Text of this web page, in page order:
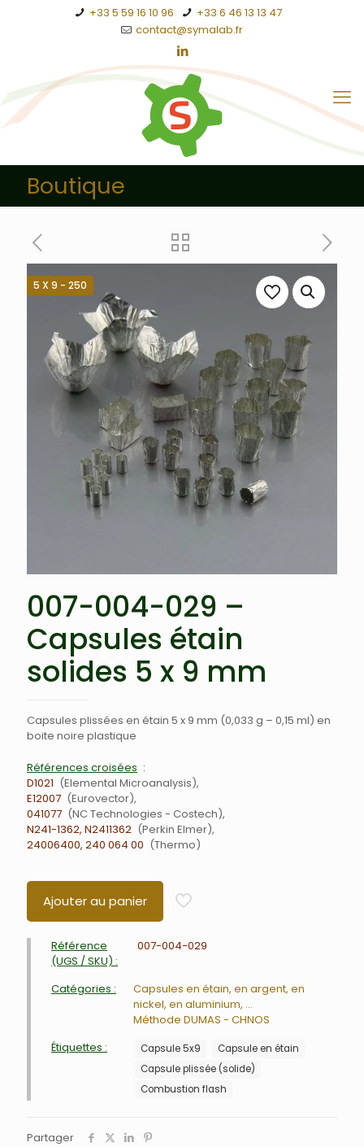
+33 5 59 16 10 96
+33 6 46 13 13 47
contact@symalab.fr
Boutique
5 X 9 - 250
007-004-029 –
Capsules étain
solides 5 x 9 mm
Capsules plissées en étain 5 x 9 mm (0,033 g – 0,15 ml) en
boite noire plastique
Références croisées
D1021
Elemental Microanalysis
E12007
Eurovector
041077
NC Technologies - Costech
N241-1362, N2411362
Perkin Elmer
24006400, 240 064 00
Thermo
Ajouter au panier
Référence
(UGS / SKU) :
007-004-029
Catégories :
Capsules en étain, en argent, en
nickel, en aluminium, ...
Méthode DUMAS - CHNOS
Étiquettes :
Capsule 5x9
Capsule en étain
Capsule plissée (solide)
Combustion flash
Partager